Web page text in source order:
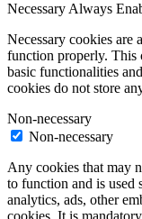
NecessaryAlways
Necessary cookies are
function properly. This
basic functionalities
cookies do not store
Non-necessary
Non-necessary
Any cookies that may
to function and is used
analytics, ads, other